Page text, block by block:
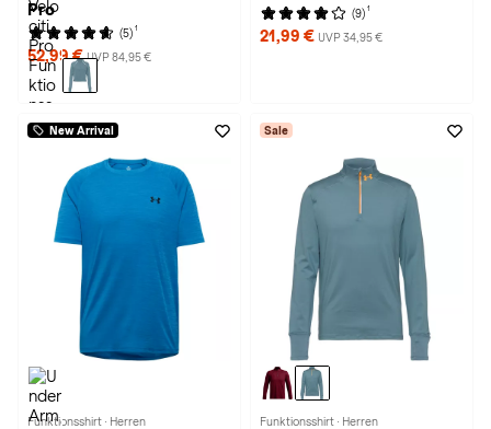
Pro
(5) 1
52,99 €UVP 84,95 €
(9) 1
21,99 € UVP 34,95 €
New Arrival
Funktionsshirt · Herren
Sale
Funktionsshirt · Herren